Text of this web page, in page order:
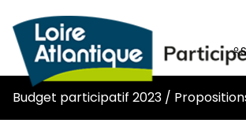
Budget participatif 2023 /